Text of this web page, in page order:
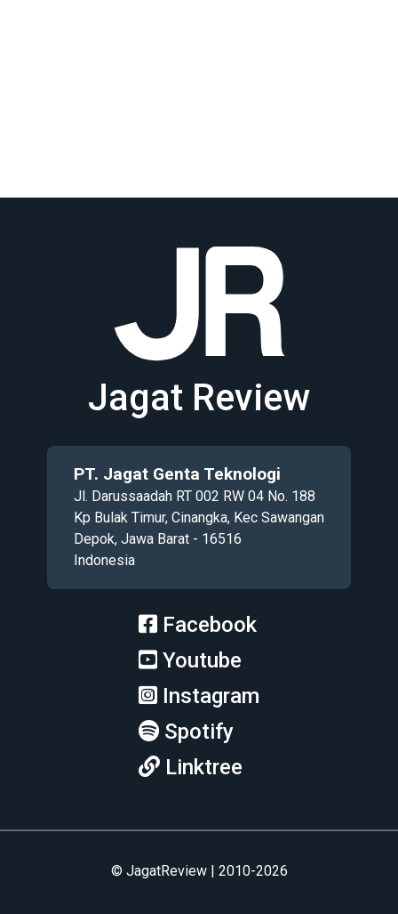
Jagat Review
PT. Jagat Genta Teknologi
Jl. Darussaadah RT 002 RW 04 No. 188
Kp Bulak Timur, Cinangka, Kec Sawangan
Depok, Jawa Barat - 16516
Indonesia
Facebook
Youtube
Instagram
Spotify
Linktree
© JagatReview | 2010-2026